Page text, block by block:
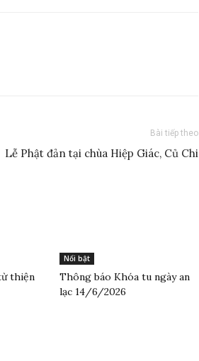
Bài tiếp theo
Lễ Phật đản tại chùa Hiệp Giác, Củ Chi
thiện
Nổi bật
Thông báo Khóa tu ngày an
lạc 14/6/2026